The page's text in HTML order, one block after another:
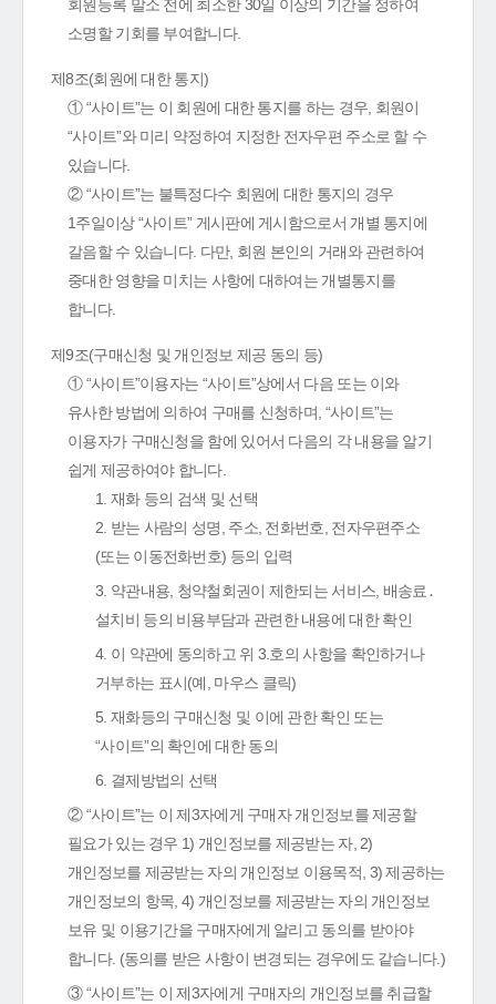
회원등록 말소 전에 최소한 30일 이상의 기간을 정하여
소명할 기회를 부여합니다.
제8조(회원에 대한 통지)
① “사이트”는 이 회원에 대한 통지를 하는 경우, 회원이
“사이트”와 미리 약정하여 지정한 전자우편 주소로 할 수
있습니다.
② “사이트”는 불특정다수 회원에 대한 통지의 경우
1주일이상 “사이트” 게시판에 게시함으로서 개별 통지에
갈음할 수 있습니다. 다만, 회원 본인의 거래와 관련하여
중대한 영향을 미치는 사항에 대하여는 개별통지를
합니다.
제9조(구매신청 및 개인정보 제공 동의 등)
① “사이트”이용자는 “사이트”상에서 다음 또는 이와
유사한 방법에 의하여 구매를 신청하며, “사이트”는
이용자가 구매신청을 함에 있어서 다음의 각 내용을 알기
쉽게 제공하여야 합니다.
1. 재화 등의 검색 및 선택
2. 받는 사람의 성명, 주소, 전화번호, 전자우편주소
(또는 이동전화번호) 등의 입력
3. 약관내용, 청약철회권이 제한되는 서비스, 배송료․
설치비 등의 비용부담과 관련한 내용에 대한 확인
4. 이 약관에 동의하고 위 3.호의 사항을 확인하거나
거부하는 표시(예, 마우스 클릭)
5. 재화등의 구매신청 및 이에 관한 확인 또는
“사이트”의 확인에 대한 동의
6. 결제방법의 선택
② “사이트”는 이 제3자에게 구매자 개인정보를 제공할
필요가 있는 경우 1) 개인정보를 제공받는 자, 2)
개인정보를 제공받는 자의 개인정보 이용목적, 3) 제공하는
개인정보의 항목, 4) 개인정보를 제공받는 자의 개인정보
보유 및 이용기간을 구매자에게 알리고 동의를 받아야
합니다. (동의를 받은 사항이 변경되는 경우에도 같습니다.)
③ “사이트”는 이 제3자에게 구매자의 개인정보를 취급할